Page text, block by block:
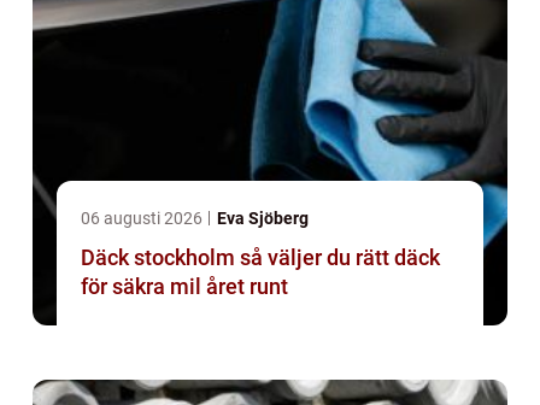
06 augusti 2026 Eva Sjöberg
Däck stockholm så väljer du rätt däck
för säkra mil året runt